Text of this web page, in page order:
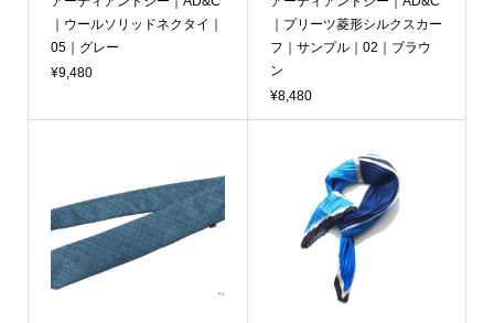
｜ウールソリッドネクタイ｜
05｜グレー
¥9,480
｜プリーツ菱形シルクスカー
フ｜サンプル｜02｜ブラウ
ン
¥8,480